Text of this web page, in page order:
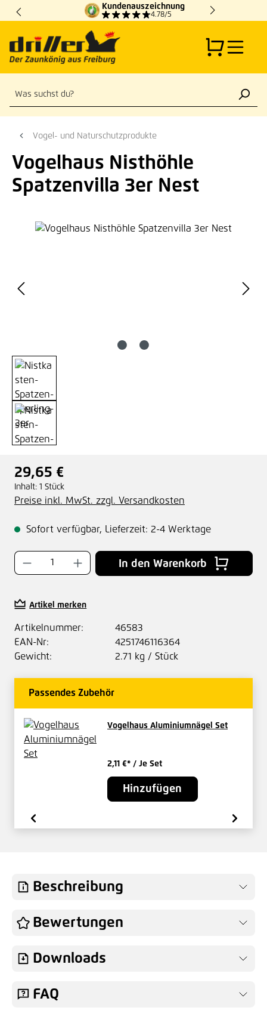
Zum Hauptinhalt springen
Kundenauszeichnung
4.78/5
Vogel- und Naturschutzprodukte
Vogelhaus Nisthöhle
Spatzenvilla 3er Nest
Bildergalerie überspringen
Regulärer Preis:
29,65 €
Inhalt: 1 Stück
Preise inkl. MwSt. zzgl. Versandkosten
Sofort verfügbar, Lieferzeit: 2-4 Werktage
Produkt Anzahl: Gib den gewünschten
In den Warenkorb
Artikel merken
Artikelnummer:
46583
EAN-Nr:
4251746116364
Gewicht:
2.71 kg / Stück
Passendes Zubehör
Vogelhaus Aluminiumnägel Set
2,11 €* / Je Set
Hinzufügen
Beschreibung
Bewertungen
Downloads
FAQ